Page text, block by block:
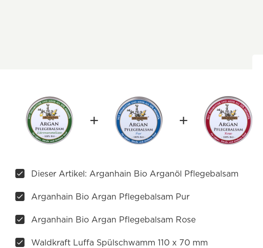
Dieser Artikel: Arganhain Bio Arganöl Pflegebalsam
Arganhain Bio Argan Pflegebalsam Pur
Arganhain Bio Argan Pflegebalsam Rose
Waldkraft Luffa Spülschwamm 110 x 70 mm